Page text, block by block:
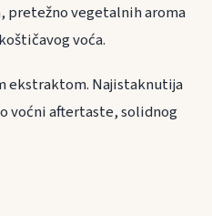
pretežno vegetalnih aroma
voća.
ekstraktom. Najistaknutija
voćni aftertaste, solidnog